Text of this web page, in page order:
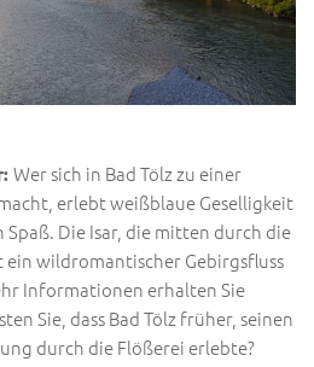
Wer sich in Bad Tölz zu einer
erlebt weißblaue Geselligkeit
Spaß. Die Isar, die mitten durch die
ein wildromantischer Gebirgsfluss
Informationen erhalten Sie
Sie, dass Bad Tölz früher, seinen
durch die Flößerei erlebte?